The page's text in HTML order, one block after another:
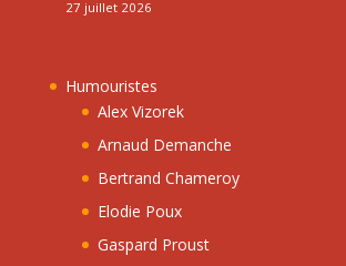
27 juillet 2026
Humouristes
Alex Vizorek
Arnaud Demanche
Bertrand Chameroy
Elodie Poux
Gaspard Proust